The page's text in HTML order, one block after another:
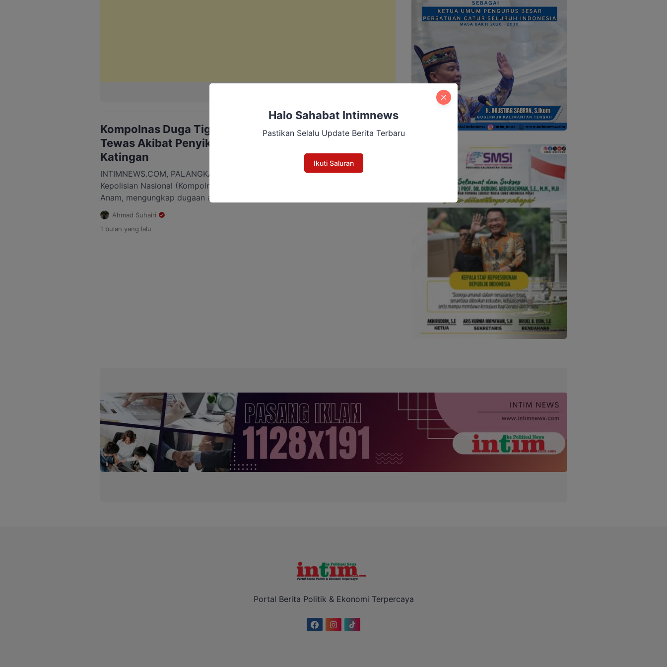
Kompolnas Duga Tiga Anggota Polri
Tewas Akibat Penyiksaan saat Operasi di
Katingan
INTIMNEWS.COM, PALANGKA RAYA – Anggota Komisi
Kepolisian Nasional (Kompolnas), Mochammad Choirul
Anam, mengungkap dugaan adanya penyiksaan terhadap
tiga personel Polres Katingan yang gugur saat operasi
penggerebekan bandar narkoba di Desa Tumbang
Kalemei, Kecamatan Katingan Tengah beberapa waktu lalu.
Ahmad Suhairi
1 bulan yang lalu
Portal Berita Politik & Ekonomi Terpercaya
Halo Sahabat Intimnews
Pastikan Selalu Update Berita Terbaru
Ikuti Saluran